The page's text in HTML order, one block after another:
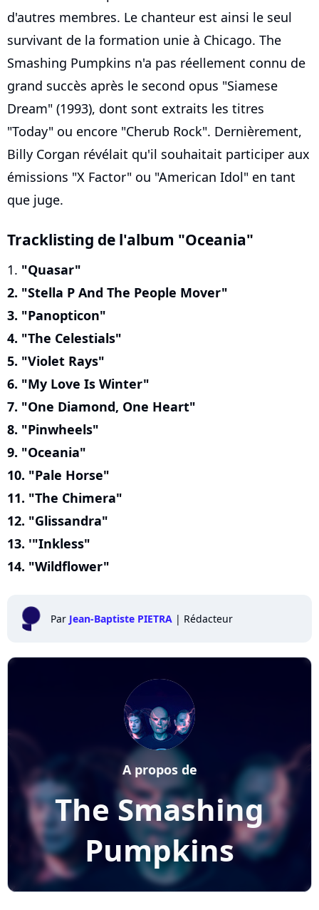
d'autres membres. Le chanteur est ainsi le seul
survivant de la formation unie à Chicago. The
Smashing Pumpkins n'a pas réellement connu de
grand succès après le second opus "Siamese
Dream" (1993), dont sont extraits les titres
"Today" ou encore "Cherub Rock". Dernièrement,
Billy Corgan révélait qu'il souhaitait participer aux
émissions "X Factor" ou "American Idol" en tant
que juge.
Tracklisting de l'album "Oceania"
1. "Quasar"
2. "Stella P And The People Mover"
3. "Panopticon"
4. "The Celestials"
5. "Violet Rays"
6. "My Love Is Winter"
7. "One Diamond, One Heart"
8. "Pinwheels"
9. "Oceania"
10. "Pale Horse"
11. "The Chimera"
12. "Glissandra"
13. '"Inkless"
14. "Wildflower"
Par Jean-Baptiste PIETRA | Rédacteur
The Smashing
Pumpkins
A propos de